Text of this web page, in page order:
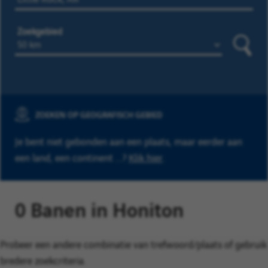
Zoekgebied
ZOEKEN OP GEOGRAFISCH GEBIED
Je bent niet gebonden aan een plaats, maar eerder aan
een land, een continent ...? Klik hier
0 Banen in Honiton
Probeer een andere combinatie van trefwoord/plaats of gebruik
bredere zoekcriteria.